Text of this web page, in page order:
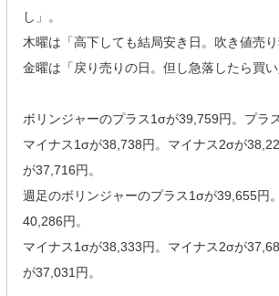
し」。
木曜は「高下しても結局安き日。吹き値売り
金曜は「戻り売りの日。但し急落したら買い
ボリンジャーのプラス1σが39,759円。プラ
マイナス1σが38,738円。マイナス2σが
が37,716円。
週足のボリンジャーのプラス1σが39,655円
40,286円。
マイナス1σが38,333円。マイナス2σが
が37,031円。